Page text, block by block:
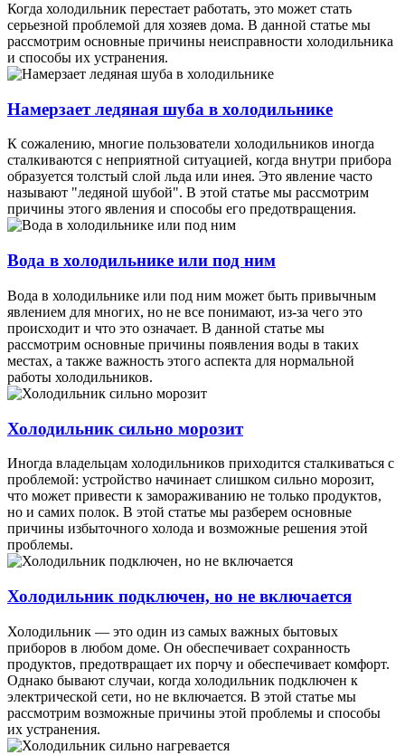
Когда холодильник перестает работать, это может стать
серьезной проблемой для хозяев дома. В данной статье мы
рассмотрим основные причины неисправности холодильника
и способы их устранения.
Намерзает ледяная шуба в холодильнике
К сожалению, многие пользователи холодильников иногда
сталкиваются с неприятной ситуацией, когда внутри прибора
образуется толстый слой льда или инея. Это явление часто
называют "ледяной шубой". В этой статье мы рассмотрим
причины этого явления и способы его предотвращения.
Вода в холодильнике или под ним
Вода в холодильнике или под ним может быть привычным
явлением для многих, но не все понимают, из-за чего это
происходит и что это означает. В данной статье мы
рассмотрим основные причины появления воды в таких
местах, а также важность этого аспекта для нормальной
работы холодильников.
Холодильник сильно морозит
Иногда владельцам холодильников приходится сталкиваться с
проблемой: устройство начинает слишком сильно морозит,
что может привести к замораживанию не только продуктов,
но и самих полок. В этой статье мы разберем основные
причины избыточного холода и возможные решения этой
проблемы.
Холодильник подключен, но не включается
Холодильник — это один из самых важных бытовых
приборов в любом доме. Он обеспечивает сохранность
продуктов, предотвращает их порчу и обеспечивает комфорт.
Однако бывают случаи, когда холодильник подключен к
электрической сети, но не включается. В этой статье мы
рассмотрим возможные причины этой проблемы и способы
их устранения.